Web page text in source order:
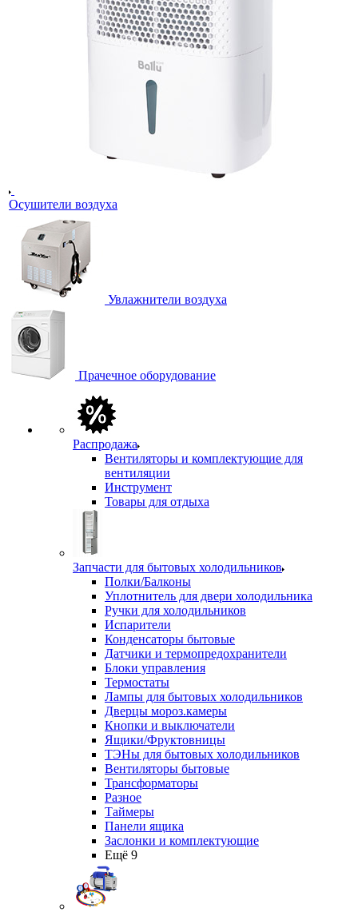
Осушители воздуха
Увлажнители воздуха
Прачечное оборудование
Распродажа
Вентиляторы и комплектующие для
вентиляции
Инструмент
Товары для отдыха
Запчасти для бытовых холодильников
Полки/Балконы
Уплотнитель для двери холодильника
Ручки для холодильников
Испарители
Конденсаторы бытовые
Датчики и термопредохранители
Блоки управления
Термостаты
Лампы для бытовых холодильников
Дверцы мороз.камеры
Кнопки и выключатели
Ящики/Фруктовницы
ТЭНы для бытовых холодильников
Вентиляторы бытовые
Трансформаторы
Разное
Таймеры
Панели ящика
Заслонки и комплектующие
Ещё 9